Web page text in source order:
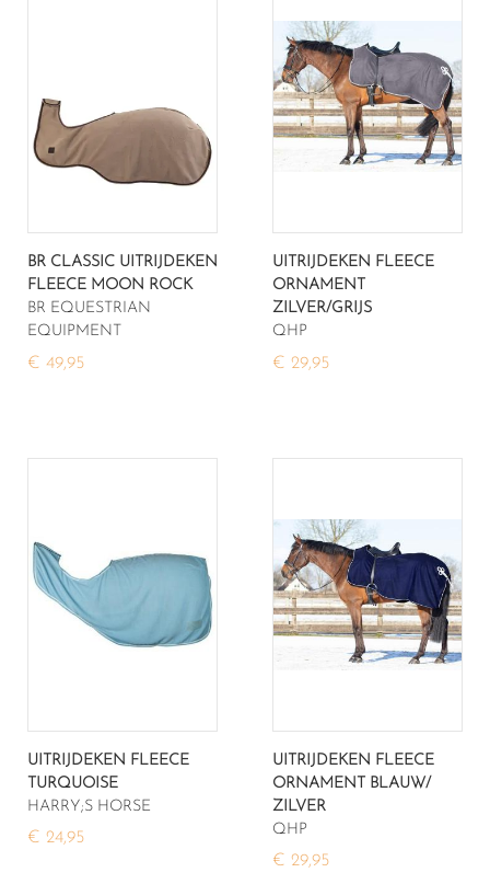
BR CLASSIC UITRIJDEKEN
FLEECE MOON ROCK
BR EQUESTRIAN
EQUIPMENT
€ 49,95
UITRIJDEKEN FLEECE
ORNAMENT
ZILVER/GRIJS
QHP
€ 29,95
UITRIJDEKEN FLEECE
TURQUOISE
HARRY;S HORSE
€ 24,95
UITRIJDEKEN FLEECE
ORNAMENT BLAUW/
ZILVER
QHP
€ 29,95